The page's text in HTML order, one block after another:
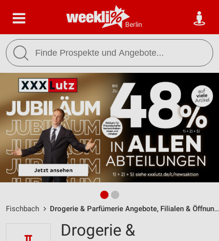
Berlin
Fischbach Drogerie & Parfümerie Angebote, Filialen & Öffnungszeiten
Drogerie &